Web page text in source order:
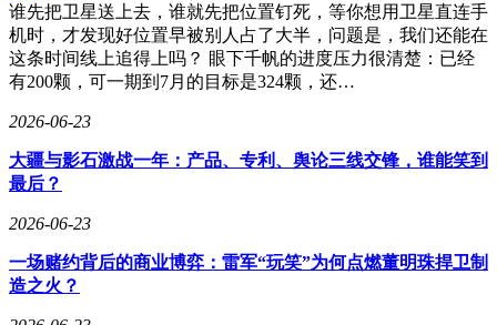
谁先把卫星送上去，谁就先把位置钉死，等你想用卫星直连手
机时，才发现好位置早被别人占了大半，问题是，我们还能在
这条时间线上追得上吗？ 眼下千帆的进度压力很清楚：已经
有200颗，可一期到7月的目标是324颗，还…
2026-06-23
大疆与影石激战一年：产品、专利、舆论三线交锋，谁能笑到
最后？
2026-06-23
一场赌约背后的商业博弈：雷军“玩笑”为何点燃董明珠捍卫制
造之火？